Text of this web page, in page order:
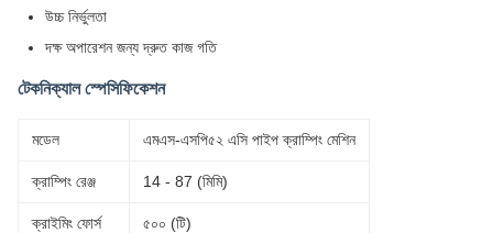
উচ্চ নির্ভুলতা
দক্ষ অপারেশন জন্য দ্রুত কাজ গতি
টেকনিক্যাল স্পেসিফিকেশন
মডেল এমএস-এসপি৫২ এসি পাইপ ক্রাম্পিং মেশিন
ক্রাম্পিং রেঞ্জ 14 - 87 (মিমি)
ক্রাইমিং ফোর্স ৫০০ (টি)